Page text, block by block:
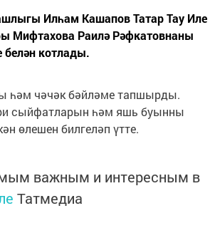
Илһам Кашапов Татар Тау Иле
Мифтахова Раилә Рәфкатовнаны
белән котлады.
һәм чәчәк бәйләме тапшырды.
сыйфатларын һәм яшь буынны
өлешен билгеләп үтте.
важным и интересным в
Татмедиа